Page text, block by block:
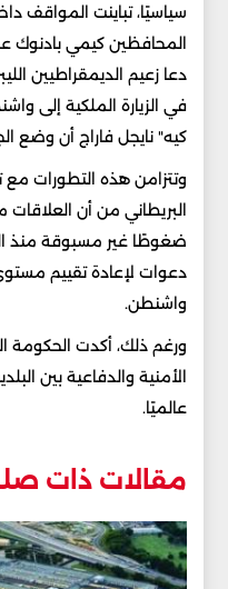
سياسيًا، تباينت المواقف
المحافظين كيمي بادنوك
دعا زعيم الديمقراطيين
في الزيارة الملكية إلى
كيه" نايجل فاراج أن وضع
وتتزامن هذه التطورات مع
البريطاني من أن العلاقات
ضغوطًا غير مسبوقة منذ
دعوات لإعادة تقييم
واشنطن.
ورغم ذلك، أكدت الحكومة
الأمنية والدفاعية بين
عالميًا.
مقالات ذات